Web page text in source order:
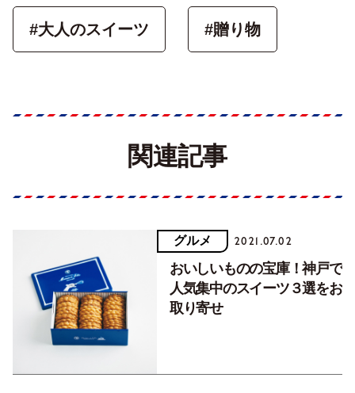
#大人のスイーツ #贈り物
関連記事
グルメ 2021.07.02
おいしいものの宝庫！神戸で
人気集中のスイーツ３選をお
取り寄せ